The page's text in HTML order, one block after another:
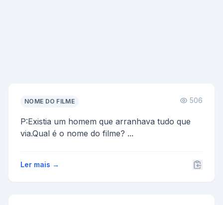
NOME DO FILME 506
P:Existia um homem que arranhava tudo que
via.Qual é o nome do filme? ...
Ler mais →